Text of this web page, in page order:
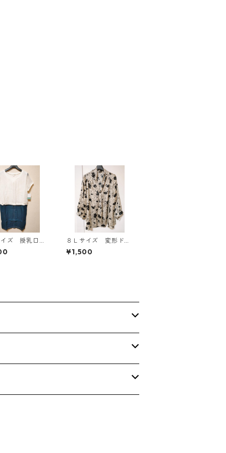
イズ 授乳口付
ニティ ドッ
ンピース ホ
８Ｌサイズ 変形ドッ
ト 花柄 ボウタイブ
ラウス オフホワイ
¥1,500